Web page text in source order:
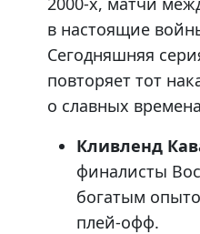
в настоящие
Сегодняшняя
повторяет тот
о славных
Кливленд
финалисты
богатым
плей-офф.